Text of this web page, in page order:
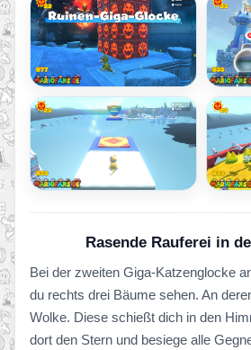
Rasende Rauferei in
Bei der zweiten Giga-Katzenglocke
du rechts drei Bäume sehen. An
Wolke. Diese schießt dich in den
dort den Stern und besiege alle